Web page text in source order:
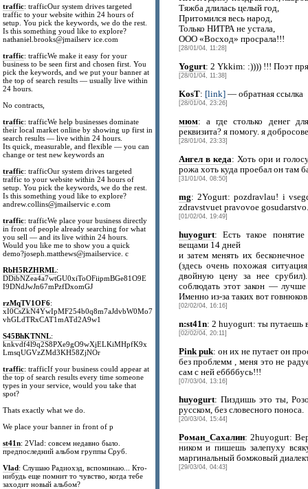
traffic: trafficOur system drives targeted
traffic to your website within 24 hours of
setup. You pick the keywords, we do the rest.
Is this something youd like to explore?
nathaniel.brooks@jmailserv ice.com
traffic: trafficWe make it easy for your
business to be seen first and chosen first. You
pick the keywords, and we put your banner at
the top of search results — usually live within
24 hours.
No contracts,
traffic: trafficWe help businesses dominate
their local market online by showing up first in
search results — live within 24 hours.
Its quick, measurable, and flexible — you can
change or test new keywords an
traffic: trafficOur system drives targeted
traffic to your website within 24 hours of
setup. You pick the keywords, we do the rest.
Is this something youd like to explore?
andrew.collins@jmailservic e.com
traffic: trafficWe place your business directly
in front of people already searching for what
you sell — and its live within 24 hours.
Would you like me to show you a quick
demo?joseph.matthews@jmailservice. c
RbH5RZHRML:
DDibNZea4a7wtGU0xiToOFiipmBGe81O9E
I9DNdJwJn67mPzfDxomGJ
rzMqTV1OF6:
xI0CsZkN4YwIpMF254b0q8m7aJdvbW0Mo7
vhGLdTRxCAT1mATd2A9w1
S45BhKTNNL:
knkvdf4l9q2S8PXe9gO9wXjELKiMHpfK9x
LmsqUGVzZMd3KH58ZjNOr
traffic: trafficIf your business could appear at
the top of search results every time someone
types in your service, would you take that
spot?
Thats exactly what we do.
We place your banner in front of p
st41n: 2Vlad: совсем недавно было.
предпоследний альбом группы Сруб.
Vlad: Слушаю Радиохэд, вспоминаю... Кто-
нибудь еще помнит то чувство, когда тебе
заходит новый альбом?
Тяжба длилась целый год,
Притомился весь народ,
Только НИТРА не устала,
ООО «Восход» просрала!!!
[28/01/04, 11:28]
Yogurt: 2 Ykkim: :)))) !!! Поэт
[28/01/04, 11:38]
KosT: [link] — обратная ссылка
[28/01/04, 23:26]
мюм: а где столько денег
реквизита? я помогу. я
[28/01/04, 23:33]
Ангел в кеда: Хоть ори и
рожа хоть куда проебал он там
[31/01/04, 08:50]
mg: 2Yogurt: pozdravlau! i
zdravstvuet pravovoe gosudarstvo.
[01/02/04, 19:49]
huyogurt: Есть такое понятие
вещами 14 дней
и затем менять их
(здесь очень похожая
двойную цену за нее
соблюдать этот закон — лучше
Именно из-за таких вот
[02/02/04, 16:16]
n:st41n: 2 huyogurt: ты путаешь
[02/02/04, 20:11]
Pink puk: он их не путает он
без проблемм , меня это не
сам с ней еббббусь!!!
[07/03/04, 13:16]
huyogurt: Пиздишь это ты,
русском, без словесного поноса.
[20/03/04, 15:44]
Роман_Сахалин: 2huyogurt:
ником и пишешь залепуху
маргинальный бомжовый
[29/03/04, 04:43]